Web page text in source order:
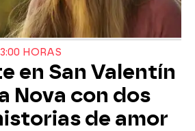
HORAS
en San Valentín
Nova con dos
de amor